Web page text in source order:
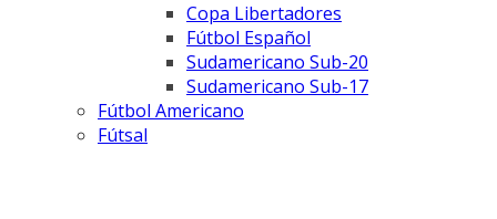
Copa Libertadores
Fútbol Español
Sudamericano Sub-20
Sudamericano Sub-17
Fútbol Americano
Fútsal